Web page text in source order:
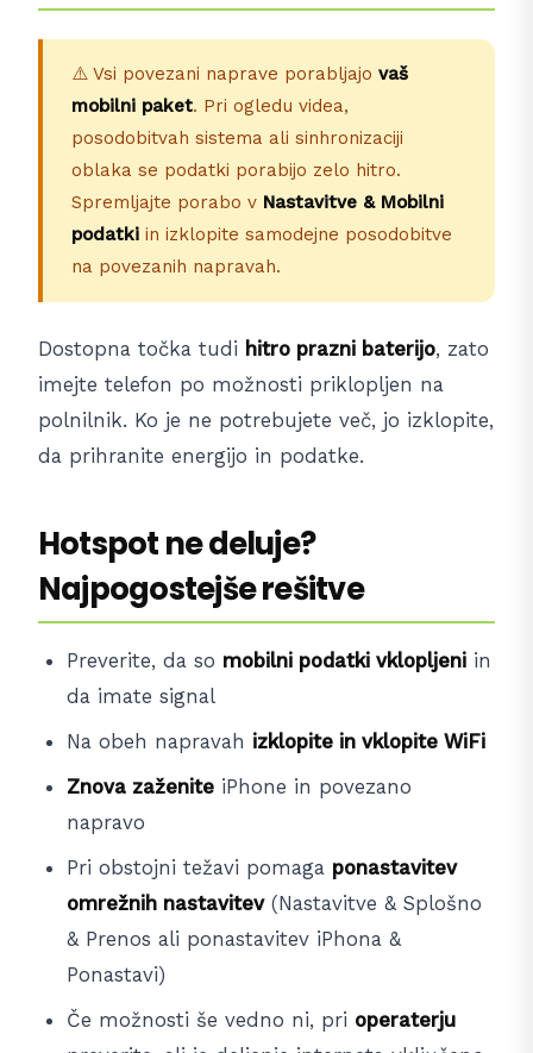
⚠️ Vsi povezani naprave porabljajo vaš
mobilni paket. Pri ogledu videa,
posodobitvah sistema ali sinhronizaciji
oblaka se podatki porabijo zelo hitro.
Spremljajte porabo v Nastavitve & Mobilni
podatki in izklopite samodejne posodobitve
na povezanih napravah.
Dostopna točka tudi hitro prazni baterijo, zato
imejte telefon po možnosti priklopljen na
polnilnik. Ko je ne potrebujete več, jo izklopite,
da prihranite energijo in podatke.
Hotspot ne deluje?
Najpogostejše rešitve
Preverite, da so mobilni podatki vklopljeni in
da imate signal
Na obeh napravah izklopite in vklopite WiFi
Znova zaženite iPhone in povezano
napravo
Pri obstojni težavi pomaga ponastavitev
omrežnih nastavitev(Nastavitve & Splošno
& Prenos ali ponastavitev iPhona &
Ponastavi)
Če možnosti še vedno ni, pri operaterju